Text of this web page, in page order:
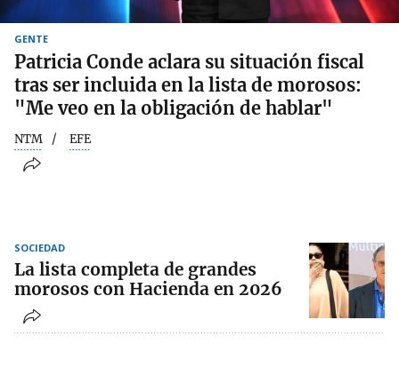
GENTE
Patricia Conde aclara su situación fiscal
tras ser incluida en la lista de morosos:
"Me veo en la obligación de hablar"
NTM EFE
SOCIEDAD
La lista completa de grandes
morosos con Hacienda en 2026